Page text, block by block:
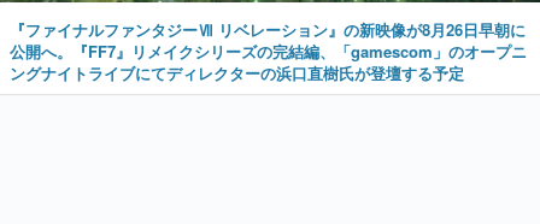
『ファイナルファンタジーⅦ リベレーション』の新映像が8月26日早朝に
公開へ。『FF7』リメイクシリーズの完結編、「gamescom」のオープニ
ングナイトライブにてディレクターの浜口直樹氏が登壇する予定